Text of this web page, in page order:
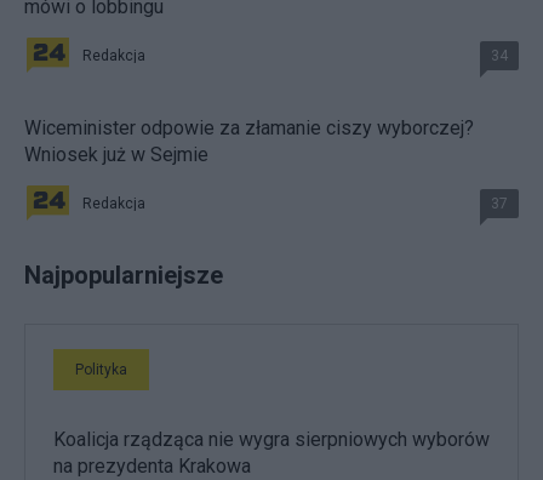
mówi o lobbingu
Redakcja 34
Wiceminister odpowie za złamanie ciszy wyborczej?
Wniosek już w Sejmie
Redakcja 37
Najpopularniejsze
Polityka
Koalicja rządząca nie wygra sierpniowych wyborów
na prezydenta Krakowa